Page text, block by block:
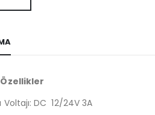
Voltajı: DC 12/24V 3A